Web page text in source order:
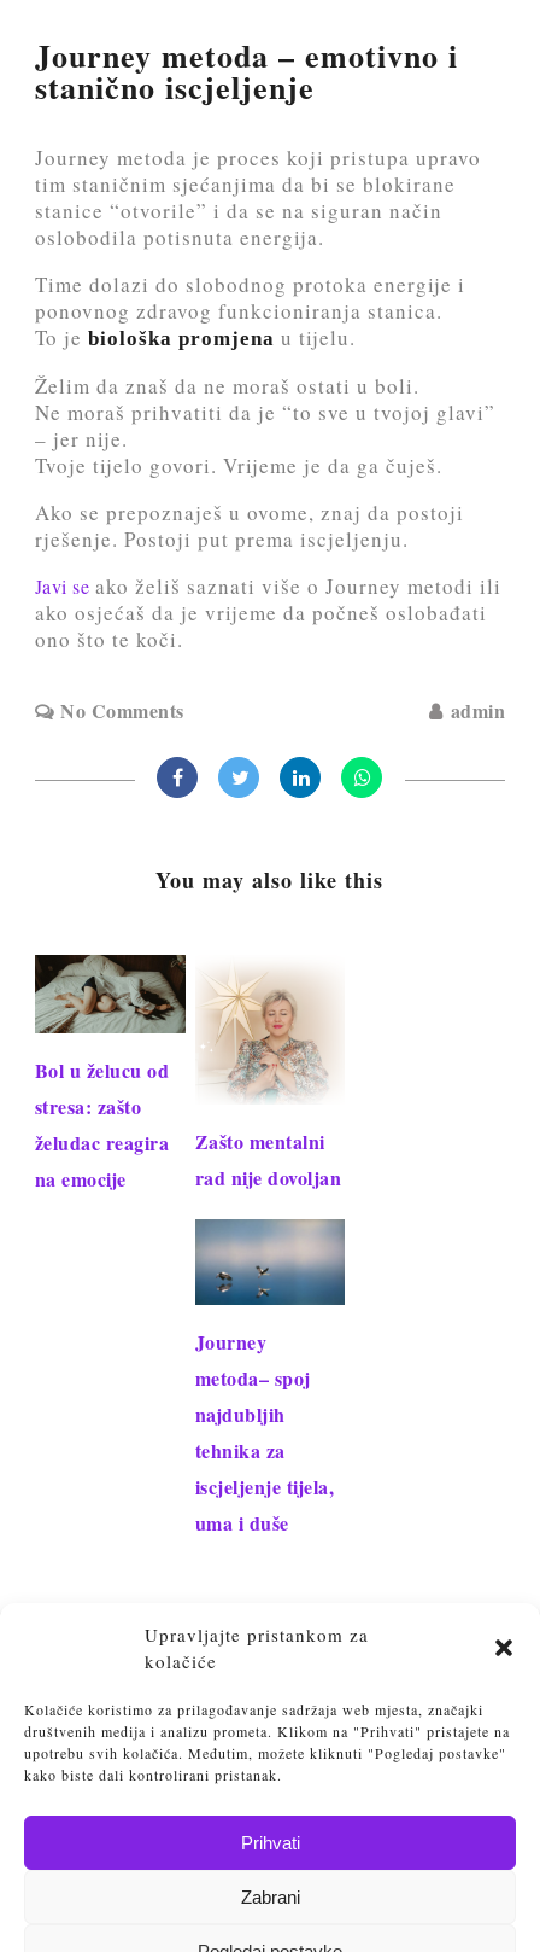
Upravljajte pristankom za
kolačiće
Kolačiće koristimo za prilagođavanje sadržaja web mjesta, značajki
društvenih medija i analizu prometa. Klikom na "Prihvati" pristajete na
upotrebu svih kolačića. Međutim, možete kliknuti "Pogledaj postavke"
kako biste dali kontrolirani pristanak.
Prihvati
Zabrani
Journey metoda – emotivno i
stanično iscjeljenje
Journey metoda je proces koji pristupa upravo
tim staničnim sjećanjima da bi se blokirane
stanice “otvorile” i da se na siguran način
oslobodila potisnuta energija.
Time dolazi do slobodnog protoka energije i
ponovnog zdravog funkcioniranja stanica.
To je biološka promjena u tijelu.
Želim da znaš da ne moraš ostati u boli.
Ne moraš prihvatiti da je “to sve u tvojoj glavi”
– jer nije.
Tvoje tijelo govori. Vrijeme je da ga čuješ.
Ako se prepoznaješ u ovome, znaj da postoji
rješenje. Postoji put prema iscjeljenju.
Javi se ako želiš saznati više o Journey metodi ili
ako osjećaš da je vrijeme da počneš oslobađati
ono što te koči.
No Comments admin
You may also like this
Bol u želucu od
stresa: zašto
želudac reagira
na emocije
Zašto mentalni
rad nije dovoljan
Journey
metoda– spoj
najdubljih
tehnika za
iscjeljenje tijela,
uma i duše
Vlatka Srebačić 2025